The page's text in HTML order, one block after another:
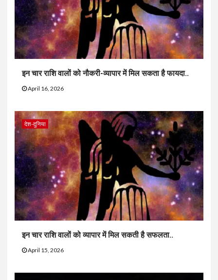
इन चार राशि वालों को नौकरी-व्यापार में मिल सकता है फायदा..
April 16, 2026
देश-दुनिया
इन चार राशि वालों को व्यापार में मिल सकती है सफलता..
April 15, 2026